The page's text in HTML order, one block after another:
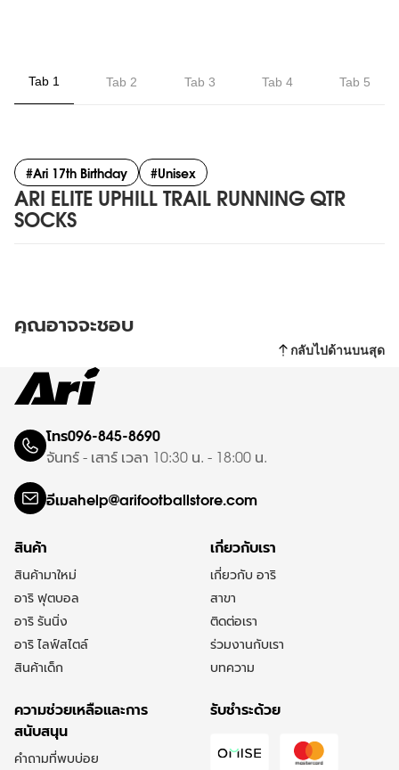
Tab 1 Tab 2 Tab 3 Tab 4 Tab 5
#Ari 17th Birthday #Unisex
ARI ELITE UPHILL TRAIL RUNNING QTR
SOCKS
หมายเหตุ* สินค้าที่ทำการ Personalize (ปักชื่อ หรือ สกรีนชื่อและเบอร์
ลงบนสินค้า), สินค้าจัดรายการโปรโมชั่น และสินค้าที่มีการจำกัดสิทธิ์การ
ซื้อหรือสินค้า Limited Edition ไม่สามารถทำการเปลี่ยนหรือคืนสินค้าได้
ทุกกรณี ยกเว้นสินค้ามีตำหนิที่เกิดจากการผลิตเท่านั้น
บริการส่งภายในประเทศ
ฟรีค่าจัดส่งภายในประเทศเมื่อซื้อครบ 1,200 บาท
ราคามากกว่า 30% ขึ้นไป จะมีค่าบริการจัดส่งขั้นต่ำ 100 บาท ตาม
กรุงเทพฯและปริมณฑล 1-3 วันทำการ (ยกเว้นวันเสาร์-อาทิตย์
และวันหยุดนักขัตฤกษ์)
ต่างจังหวัด 2-4 วันทำการ (ยกเว้นวันเสาร์-อาทิตย์และวันหยุด
นักขัตฤกษ์)
หมายเหตุ* สินค้าที่ทำการ Personalzation จะมีการใช้เวลาการจัดส่งมาก
(Same Day Delivery)
บริการจัดส่งภายในวันที่ทำการสั่งซื้อ จะทำการจัดส่งผ่าน บริษัท
ลาลามูฟ ประเทศไทย
คุณอาจจะชอบ
กลับไปด้านบนสุด
โทร096-845-8690
จันทร์ - เสาร์ เวลา 10:30 น. - 18:00 น.
อีเมลhelp@arifootballstore.com
สินค้า
สินค้ามาใหม่
อาริ ฟุตบอล
อาริ รันนิ่ง
อาริ ไลฟ์สไตล์
สินค้าเด็ก
เกี่ยวกับเรา
เกี่ยวกับ อาริ
สาขา
ติดต่อเรา
ร่วมงานกับเรา
บทความ
ความช่วยเหลือและการ
สนับสนุน
คำถามที่พบบ่อย
รับชำระด้วย